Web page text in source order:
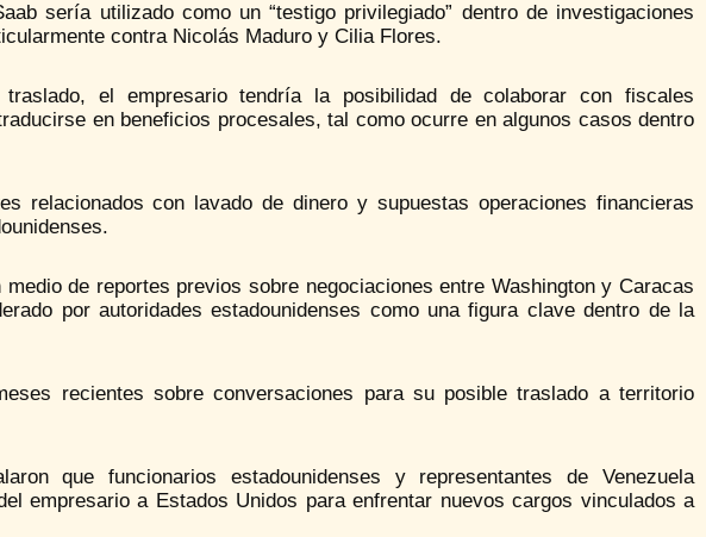
sería utilizado como un “testigo privilegiado” dentro de investigaciones
contra Nicolás Maduro y Cilia Flores.
el empresario tendría la posibilidad de colaborar con fiscales
en beneficios procesales, tal como ocurre en algunos casos dentro
relacionados con lavado de dinero y supuestas operaciones financieras
de reportes previos sobre negociaciones entre Washington y Caracas
por autoridades estadounidenses como una figura clave dentro de la
recientes sobre conversaciones para su posible traslado a territorio
que funcionarios estadounidenses y representantes de Venezuela
empresario a Estados Unidos para enfrentar nuevos cargos vinculados a